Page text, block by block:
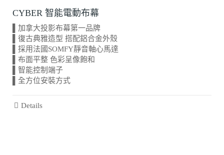
CYBER 智能電動布幕
▌加拿大投影布幕第一品牌
▌復古典雅造型 搭配鋁合金外殼
▌採用法國SOMFY靜音軸心馬達
▌布面平整 色彩呈像飽和
▌智能控制端子
▌全方位安裝方式
Details